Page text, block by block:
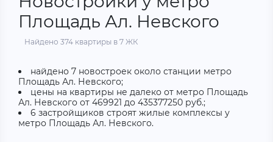
Площадь Ал. Невского
Найдено 374 квартиры в 7 ЖК
найдено 7 новостроек около станции метро
Площадь Ал. Невского;
цены на квартиры не далеко от метро Площадь
Ал. Невского от 469921 до 435377250 руб.;
6 застройщиков строят жилые комплексы у
метро Площадь Ал. Невского.